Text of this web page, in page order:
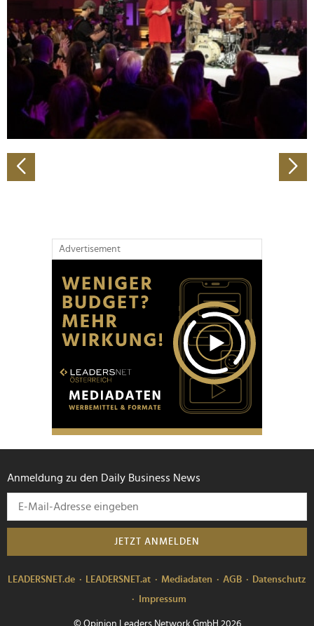
Wir verwenden Cookies, um Inhalte und Anzeigen zu
personalisieren, Funktionen für soziale Medien anbieten
zu können und die Zugriffe auf unsere Website zu
analysieren. Außerdem geben wir Informationen zu Ihrer
Verwendung unserer Website an unsere Partner für
soziale Medien, Werbung und Analysen weiter. Unsere
Partner führen diese Informationen möglicherweise mit
haben oder die sie im Rahmen Ihrer Nutzung der Dienste
gesammelt haben.
Advertisement
Anmeldung zu den Daily Business News
JETZT ANMELDEN
LEADERSNET.de LEADERSNET.at Mediadaten AGB
Datenschutz
Impressum